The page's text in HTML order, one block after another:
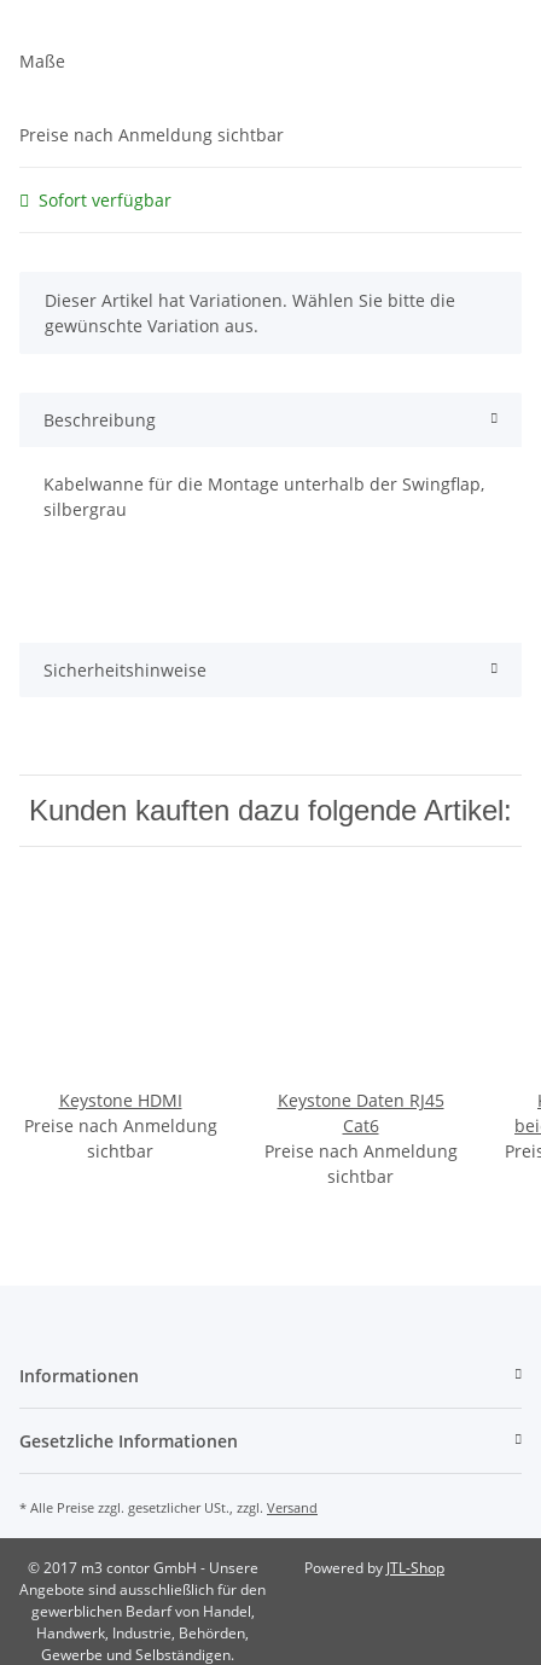
Maße
Preise nach Anmeldung sichtbar
Sofort verfügbar
x
Dieser Artikel hat Variationen. Wählen Sie bitte die
gewünschte Variation aus.
Beschreibung
Kabelwanne für die Montage unterhalb der Swingflap,
silbergrau
Sicherheitshinweise
Kunden kauften dazu folgende Artikel:
Keystone HDMI
Preise nach Anmeldung
sichtbar
Keystone Daten RJ45
Cat6
Preise nach Anmeldung
sichtbar
Alu
Informationen
Gesetzliche Informationen
* Alle Preise zzgl. gesetzlicher USt., zzgl. Versand
© 2017 m3 contor GmbH - Unsere
Angebote sind ausschließlich für den
gewerblichen Bedarf von Handel,
Handwerk, Industrie, Behörden,
Gewerbe und Selbständigen.
Powered by JTL-Shop